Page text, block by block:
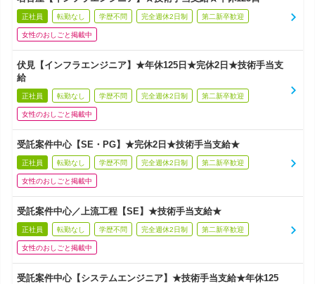
正社員 転勤なし 学歴不問 完全週休2日制 第二新卒歓迎
女性のおしごと掲載中
伏見【インフラエンジニア】★年休125日★完休2日★技術手当支
給
正社員 転勤なし 学歴不問 完全週休2日制 第二新卒歓迎
女性のおしごと掲載中
受託案件中心【SE・PG】★完休2日★技術手当支給★
正社員 転勤なし 学歴不問 完全週休2日制 第二新卒歓迎
女性のおしごと掲載中
受託案件中心／上流工程【SE】★技術手当支給★
正社員 転勤なし 学歴不問 完全週休2日制 第二新卒歓迎
女性のおしごと掲載中
受託案件中心【システムエンジニア】★技術手当支給★年休125